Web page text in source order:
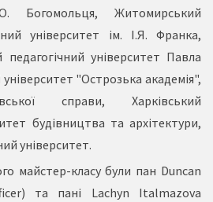
Богомольця, Житомирський
університет ім. І.Я. Франка,
університет Павла
"Острозька академія",
справи, Харківський
будівництва та архітектури,
університет.
майстер-класу були пан Duncan
та пані Lachyn Italmazova